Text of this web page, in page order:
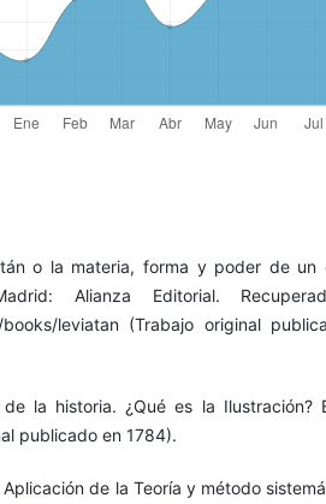
o la materia, forma y poder de un
Alianza Editorial.
leviatan (Trabajo original
la historia. ¿Qué es la Ilustración?
publicado en 1784).
de la Teoría y método